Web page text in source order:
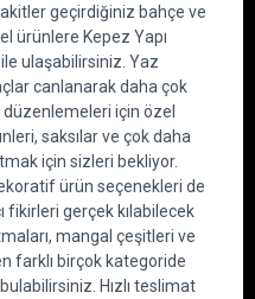
geçirdiğiniz bahçe ve
ürünlere Kepez Yapı
ulaşabilirsiniz. Yaz
canlanarak daha çok
için özel
saksılar ve çok daha
için sizleri bekliyor.
ürün seçenekleri de
fikirleri gerçek kılabilecek
mangal çeşitleri ve
farklı birçok kategoride
Hızlı teslimat